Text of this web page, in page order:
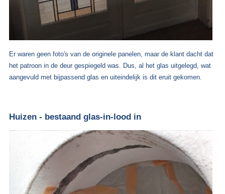
Er waren geen foto's van de originele panelen, maar de klant dacht dat
het patroon in de deur gespiegeld was. Dus, al het glas uitgelegd, wat
aangevuld met bijpassend glas en uiteindelijk is dit eruit gekomen.
Huizen - bestaand glas-in-lood in